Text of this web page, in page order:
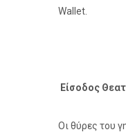
Wallet.
Είσοδος
Οι θύρες του